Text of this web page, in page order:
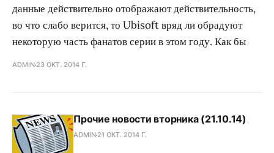
данные действительно отображают действительность,
во что слабо верится, то Ubisoft вряд ли обрадуют
некоторую часть фанатов серии в этом году. Как бы
ADMIN 23 ОКТ. 2014 Г.
Прочие новости вторника (21.10.14)
ADMIN 21 ОКТ. 2014 Г.